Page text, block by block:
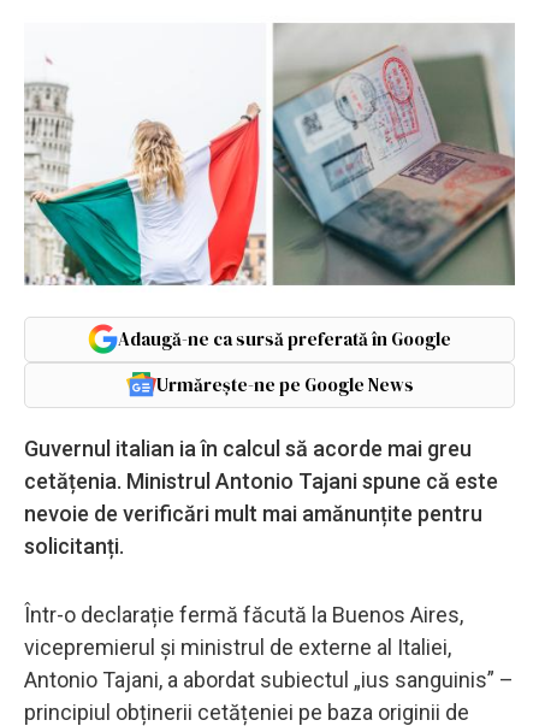
Adaugă-ne ca sursă preferată în Google
Urmărește-ne pe Google News
Guvernul italian ia în calcul să acorde mai greu
cetățenia. Ministrul Antonio Tajani spune că este
nevoie de verificări mult mai amănunțite pentru
solicitanți.
Într-o declarație fermă făcută la Buenos Aires,
vicepremierul și ministrul de externe al Italiei,
Antonio Tajani, a abordat subiectul „ius sanguinis” –
principiul obținerii cetățeniei pe baza originii de